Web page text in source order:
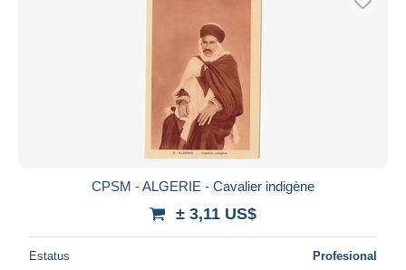
CPSM - ALGERIE - Cavalier indigène
± 3,11 US$
Estatus Profesional